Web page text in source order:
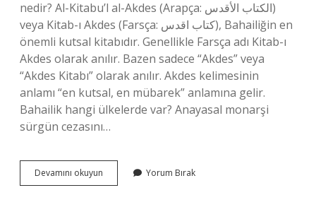
nedir? Al-Kitabu’l al-Akdes (Arapça: الكتاب الأقدس)
veya Kitab-ı Akdes (Farsça: كتاب اقدس), Bahailiğin en
önemli kutsal kitabıdır. Genellikle Farsça adı Kitab-ı
Akdes olarak anılır. Bazen sadece “Akdes” veya
“Akdes Kitabı” olarak anılır. Akdes kelimesinin
anlamı “en kutsal, en mübarek” anlamına gelir.
Bahailik hangi ülkelerde var? Anayasal monarşi
sürgün cezasını…
Devamını okuyun
Dinî
Yorum Bırak